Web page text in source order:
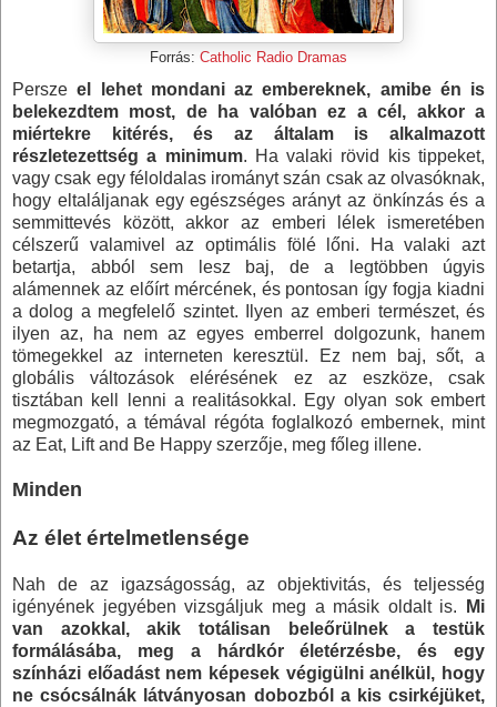
Forrás: Catholic Radio Dramas
Perszeel lehet mondani az embereknek, amibe én is
belekezdtem most, de ha valóban ez a cél, akkor a
miértekre kitérés, és az általam is alkalmazott
részletezettség a minimum. Ha valaki rövid kis tippeket,
vagy csak egy féloldalas irományt szán csak az olvasóknak,
hogy eltaláljanak egy egészséges arányt az önkínzás és a
semmittevés között, akkor az emberi lélek ismeretében
célszerű valamivel az optimális fölé lőni. Ha valaki azt
betartja, abból sem lesz baj, de a legtöbben úgyis
alámennek az előírt mércének, és pontosan így fogja kiadni
a dolog a megfelelő szintet. Ilyen az emberi természet, és
ilyen az, ha nem az egyes emberrel dolgozunk, hanem
tömegekkel az interneten keresztül. Ez nem baj, sőt, a
globális változások elérésének ez az eszköze, csak
tisztában kell lenni a realitásokkal. Egy olyan sok embert
megmozgató, a témával régóta foglalkozó embernek, mint
az Eat, Lift and Be Happy szerzője, meg főleg illene.
Minden
Az élet értelmetlensége
Nah de az igazságosság, az objektivitás, és teljesség
igényének jegyében vizsgáljuk meg a másik oldalt is.
Mi
van azokkal, akik totálisan beleőrülnek a testük
formálásába, meg a hárdkór életérzésbe, és egy
színházi előadást nem képesek végigülni anélkül, hogy
ne csócsálnák látványosan dobozból a kis csirkéjüket,